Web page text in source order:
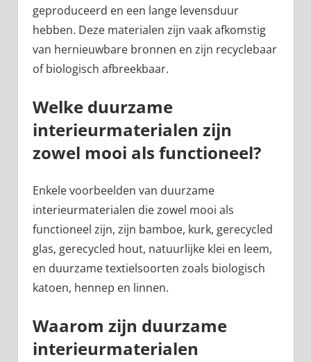
geproduceerd en een lange levensduur
hebben. Deze materialen zijn vaak afkomstig
van hernieuwbare bronnen en zijn recyclebaar
of biologisch afbreekbaar.
Welke duurzame
interieurmaterialen zijn
zowel mooi als functioneel?
Enkele voorbeelden van duurzame
interieurmaterialen die zowel mooi als
functioneel zijn, zijn bamboe, kurk, gerecycled
glas, gerecycled hout, natuurlijke klei en leem,
en duurzame textielsoorten zoals biologisch
katoen, hennep en linnen.
Waarom zijn duurzame
interieurmaterialen